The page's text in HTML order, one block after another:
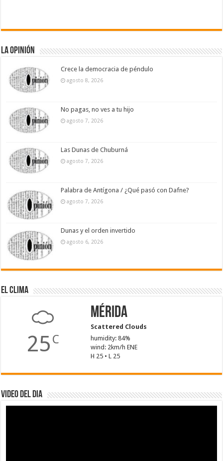
La Opinión
Crece la democracia de péndulo
agosto 8, 2026
No pagas, no ves a tu hijo
agosto 7, 2026
Las Dunas de Chuburná
agosto 7, 2026
Palabra de Antígona / ¿Qué pasó con Dafne?
agosto 7, 2026
Dunas y el orden invertido
agosto 6, 2026
El Clima
25 C
Mérida
Scattered Clouds
humidity: 84%
wind: 2km/h ENE
H 25 • L 25
Video del dia